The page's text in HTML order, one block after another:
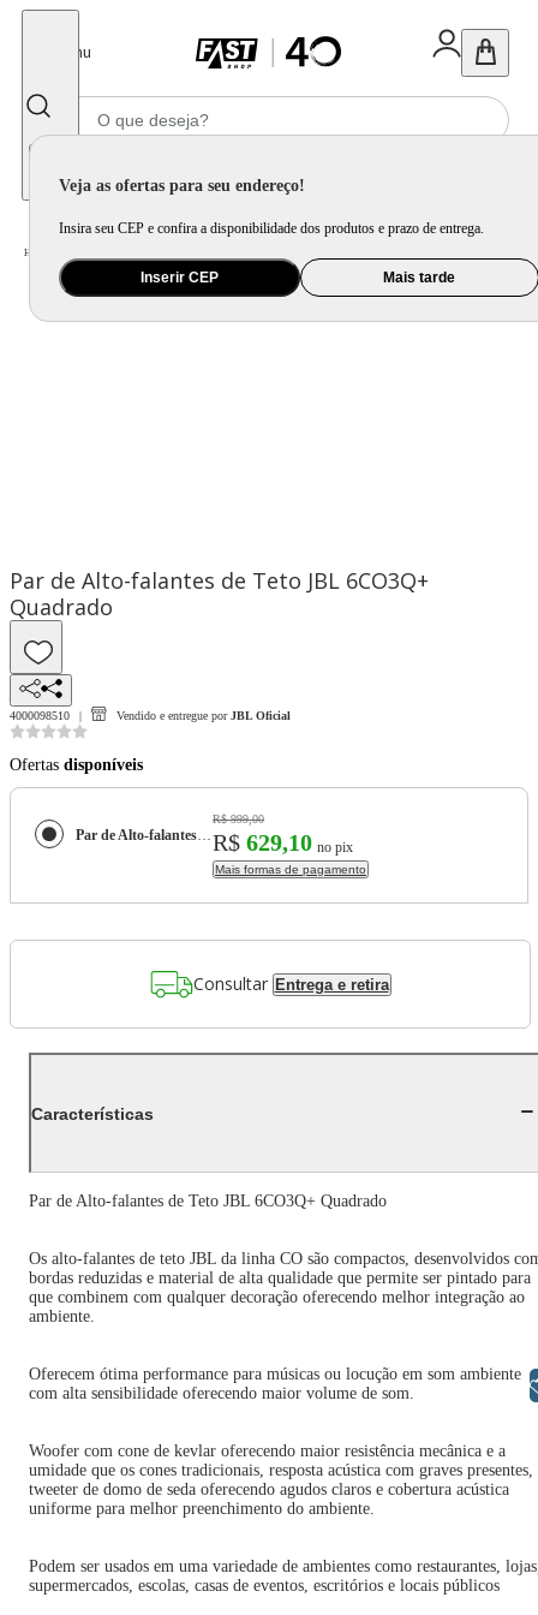
Menu
Veja as ofertas para seu endereço!
Insira seu CEP e confira a disponibilidade dos produtos e prazo de entrega.
Inserir CEP Mais tarde
Home
Par de Alto-falantes de Teto JBL 6CO3Q+
Quadrado
4000098510 Vendido e entregue por JBL Oficial
Ofertas disponíveis
Par de Alto-falantes de Teto JBL 6CO3Q+ Quadrado
R$ 999,00
R$ 629,10 no pix
Mais formas de pagamento
Consultar Entrega e retira
Características
Par de Alto-falantes de Teto JBL 6CO3Q+ Quadrado
Os alto-falantes de teto JBL da linha CO são compactos, desenvolvidos
bordas reduzidas e material de alta qualidade que permite ser pintado para
que combinem com qualquer decoração oferecendo melhor integração ao
ambiente.
Oferecem ótima performance para músicas ou locução em som ambiente
com alta sensibilidade oferecendo maior volume de som.
Woofer com cone de kevlar oferecendo maior resistência mecânica e a
umidade que os cones tradicionais, resposta acústica com graves presentes,
tweeter de domo de seda oferecendo agudos claros e cobertura acústica
uniforme para melhor preenchimento do ambiente.
Podem ser usados em uma variedade de ambientes como restaurantes,
supermercados, escolas, casas de eventos, escritórios e locais públicos
Libras